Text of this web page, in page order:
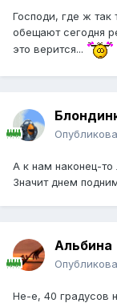
Господи, где ж так
обещают сегодня
это верится...
А к нам наконец-
Значит днем
Альбина
Не-е, 40 градусов